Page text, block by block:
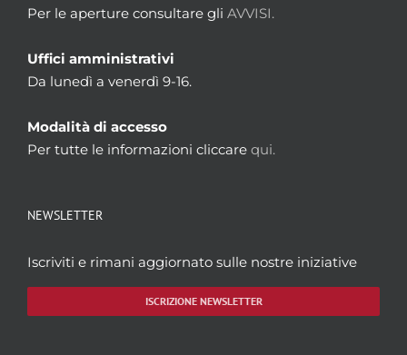
Per le aperture consultare gli AVVISI.
Uffici amministrativi
Da lunedì a venerdì 9-16.
Modalità di accesso
Per tutte le informazioni cliccare qui.
NEWSLETTER
Iscriviti e rimani aggiornato sulle nostre iniziative
ISCRIZIONE NEWSLETTER